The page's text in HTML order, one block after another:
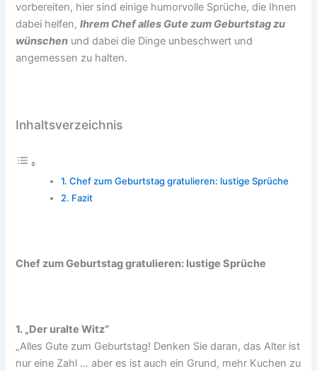
vorbereiten, hier sind einige humorvolle Sprüche, die Ihnen
dabei helfen,Ihrem Chef alles Gute zum Geburtstag zu
wünschen und dabei die Dinge unbeschwert und
angemessen zu halten.
Inhaltsverzeichnis
Chef zum Geburtstag gratulieren: lustige Sprüche
Fazit
Chef zum Geburtstag gratulieren: lustige Sprüche
1. „Der uralte Witz“
„Alles Gute zum Geburtstag! Denken Sie daran, das Alter ist
nur eine Zahl … aber es ist auch ein Grund, mehr Kuchen zu